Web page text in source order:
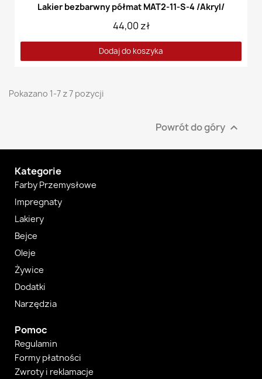
Lakier bezbarwny półmat MAT2-11-S-4 /Akryl/
44,00 zł
Dodaj do koszyka
Pokazano 1-7 z 7 pozycji
Powrót do góry 
Kategorie
Farby Przemysłowe
Impregnaty
Lakiery
Bejce
Oleje
Żywice
Dodatki
Narzędzia
Pomoc
Regulamin
Formy płatności
Zwroty i reklamacje